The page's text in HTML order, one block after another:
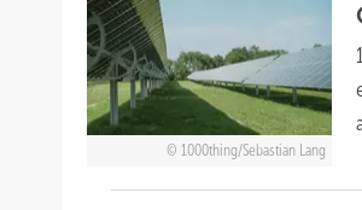
1000thing/Sebastian Lang